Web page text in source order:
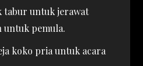
tabur untuk jerawat
untuk pemula.
koko pria untuk acara